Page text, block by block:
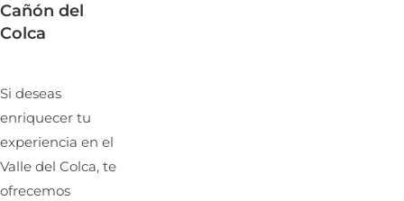
Cañón del
Colca
Si deseas
enriquecer tu
experiencia en el
Valle del Colca, te
ofrecemos